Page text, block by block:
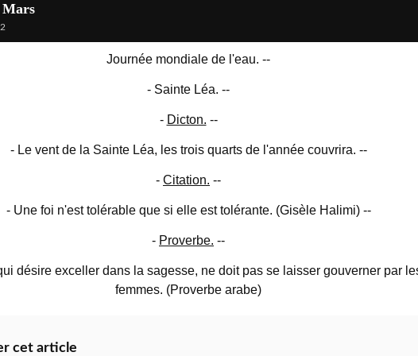
Mars
Journée mondiale de l'eau. --
- Sainte Léa. --
- Dicton. --
- Le vent de la Sainte Léa, les trois quarts de l'année couvrira. --
- Citation. --
- Une foi n'est tolérable que si elle est tolérante. (Gisèle Halimi) --
- Proverbe. --
désire exceller dans la sagesse, ne doit pas se laisser gouverner par
femmes. (Proverbe arabe)
cet article